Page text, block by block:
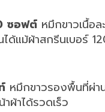
ซอฟต์ หมึกขาวเนื้อ
ด้แม้ผ้าสกรีนเบอร์
หมึกขาวรองพื้นที่ผ่า
ผ้าได้รวดเร็ว